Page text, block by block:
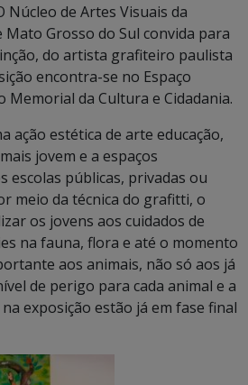
Núcleo de Artes Visuais da
Mato Grosso do Sul convida para
do artista grafiteiro paulista
encontra-se no Espaço
Memorial da Cultura e Cidadania.
ação estética de arte educação,
jovem e a espaços
escolas públicas, privadas ou
meio da técnica do grafitti, o
os jovens aos cuidados de
na fauna, flora e até o momento
aos animais, não só aos já
de perigo para cada animal e a
exposição estão já em fase final